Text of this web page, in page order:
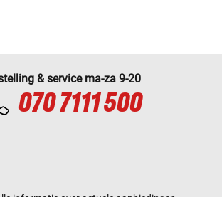
& service ma-za 9-20
070 7111 500